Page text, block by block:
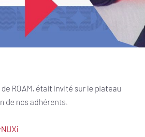
ROAM, était invité sur le plateau
de nos adhérents.